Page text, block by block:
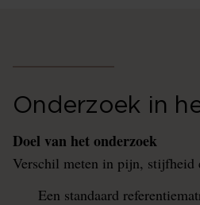
Onderzoek in
Doel van het onderzoek
Verschil meten in pijn, stijfheid
Een standaard